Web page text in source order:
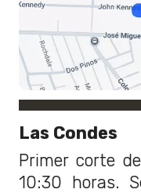
Las Condes
Primer corte
10:30 horas.